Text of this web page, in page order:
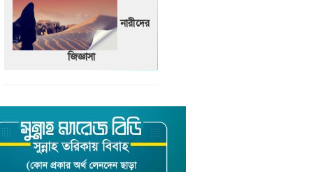
নারীদের
জিজ্ঞাসা